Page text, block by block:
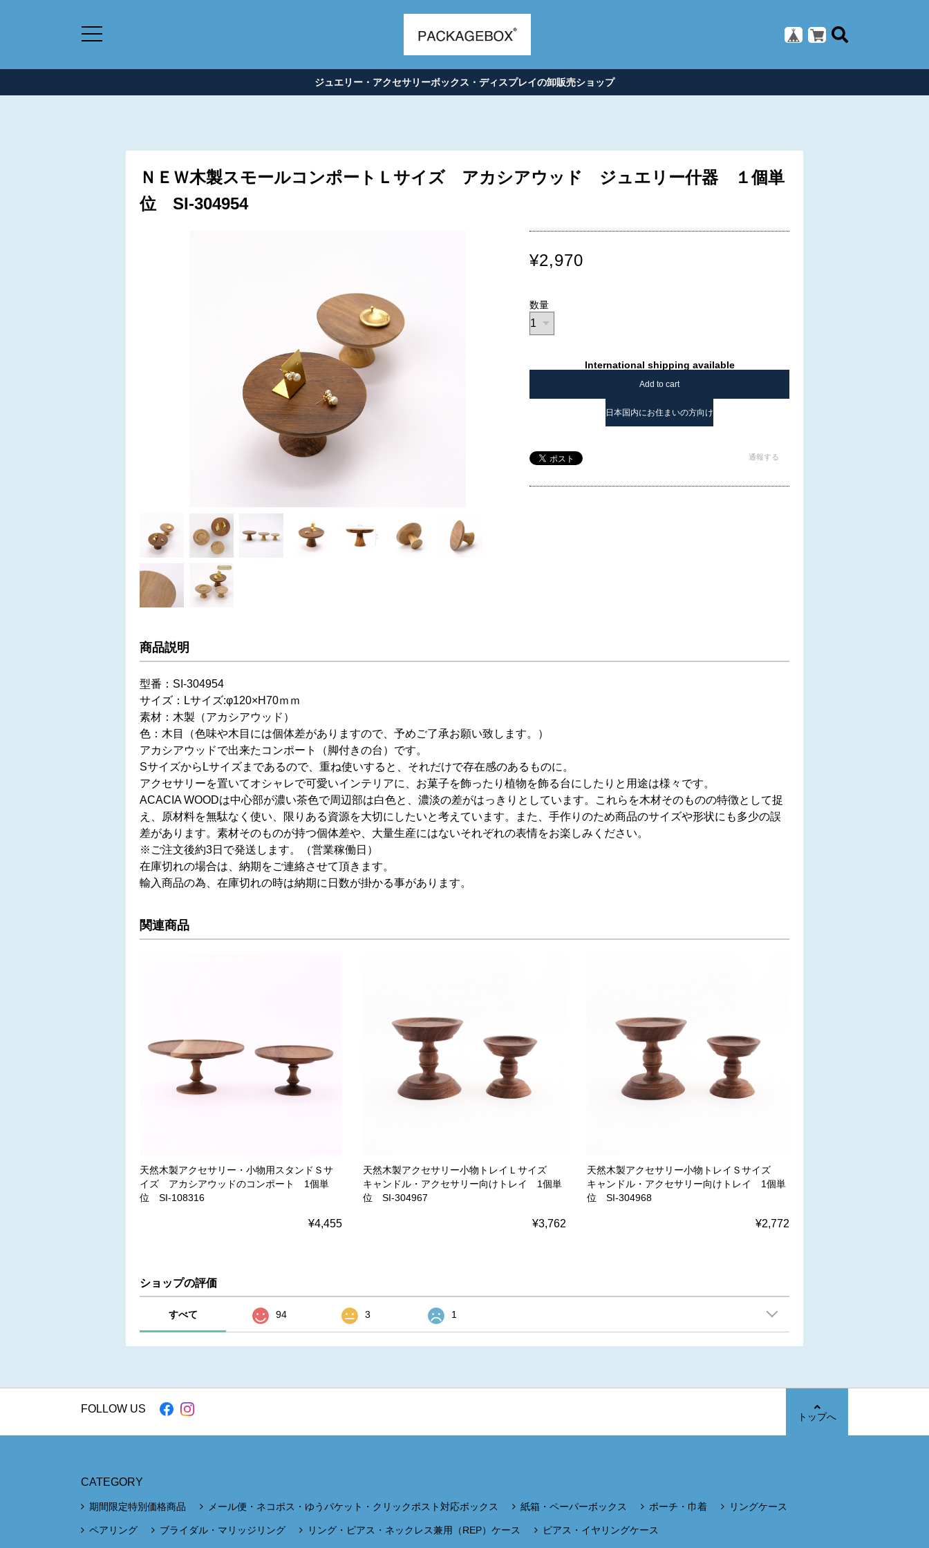
ジュエリー・アクセサリーボックス・ディスプレイの卸販売ショップ
ＮＥＷ木製スモールコンポートＬサイズ アカシアウッド ジュエリー什器 １個単
位 SI-304954
¥2,970
数量
International shipping available
Add to cart
日本国内にお住まいの方向け
通報する
商品説明
型番：SI-304954
サイズ：Lサイズ:φ120×H70ｍｍ
素材：木製（アカシアウッド）
色：木目（色味や木目には個体差がありますので、予めご了承お願い致します。）
アカシアウッドで出来たコンポート（脚付きの台）です。
SサイズからLサイズまであるので、重ね使いすると、それだけで存在感のあるものに。
アクセサリーを置いてオシャレで可愛いインテリアに、お菓子を飾ったり植物を飾る台にしたりと用途は様々です。
ACACIA WOODは中心部が濃い茶色で周辺部は白色と、濃淡の差がはっきりとしています。これらを木材そのものの特徴として捉
え、原材料を無駄なく使い、限りある資源を大切にしたいと考えています。また、手作りのため商品のサイズや形状にも多少の誤
差があります。素材そのものが持つ個体差や、大量生産にはないそれぞれの表情をお楽しみください。
※ご注文後約3日で発送します。（営業稼働日）
在庫切れの場合は、納期をご連絡させて頂きます。
輸入商品の為、在庫切れの時は納期に日数が掛かる事があります。
関連商品
天然木製アクセサリー・小物用スタンドＳサ
イズ アカシアウッドのコンポート 1個単
位 SI-108316
¥4,455
天然木製アクセサリー小物トレイＬサイズ
キャンドル・アクセサリー向けトレイ 1個単
位 SI-304967
¥3,762
天然木製アクセサリー小物トレイＳサイズ
キャンドル・アクセサリー向けトレイ 1個単
位 SI-304968
¥2,772
ショップの評価
すべて 94 3 1
FOLLOW US
トップへ
CATEGORY
期間限定特別価格商品 メール便・ネコポス・ゆうパケット・クリックポスト対応ボックス 紙箱・ペーパーボックス ポーチ・巾着 リングケース
ペアリング ブライダル・マリッジリング リング・ピアス・ネックレス兼用（REP）ケース ピアス・イヤリングケース